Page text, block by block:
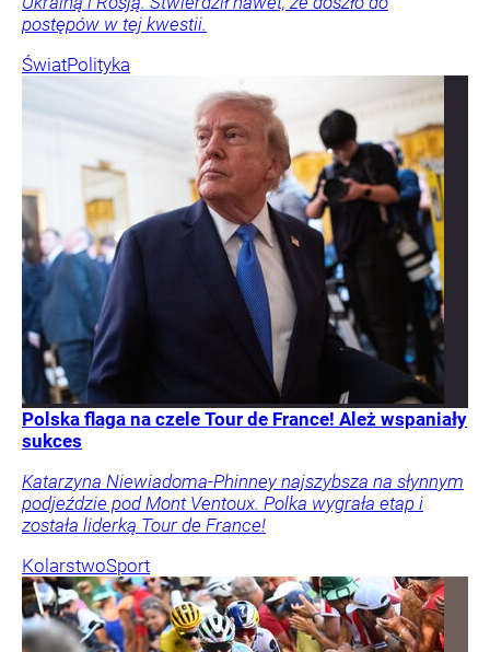
postępów w tej kwestii.
ŚwiatPolityka
Polska flaga na czele Tour de France! Ależ wspaniały
sukces
Katarzyna Niewiadoma-Phinney najszybsza na słynnym
podjeździe pod Mont Ventoux. Polka wygrała etap i
została liderką Tour de France!
KolarstwoSport